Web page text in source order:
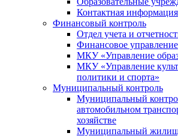
Контактная информация
Финансовый контроль
Отдел учета и
Финансовое управление
МКУ «Управление
МКУ «Управление
политики и спорта»
Муниципальный контроль
Муниципальный
автомобильном
хозяйстве
Муниципальный